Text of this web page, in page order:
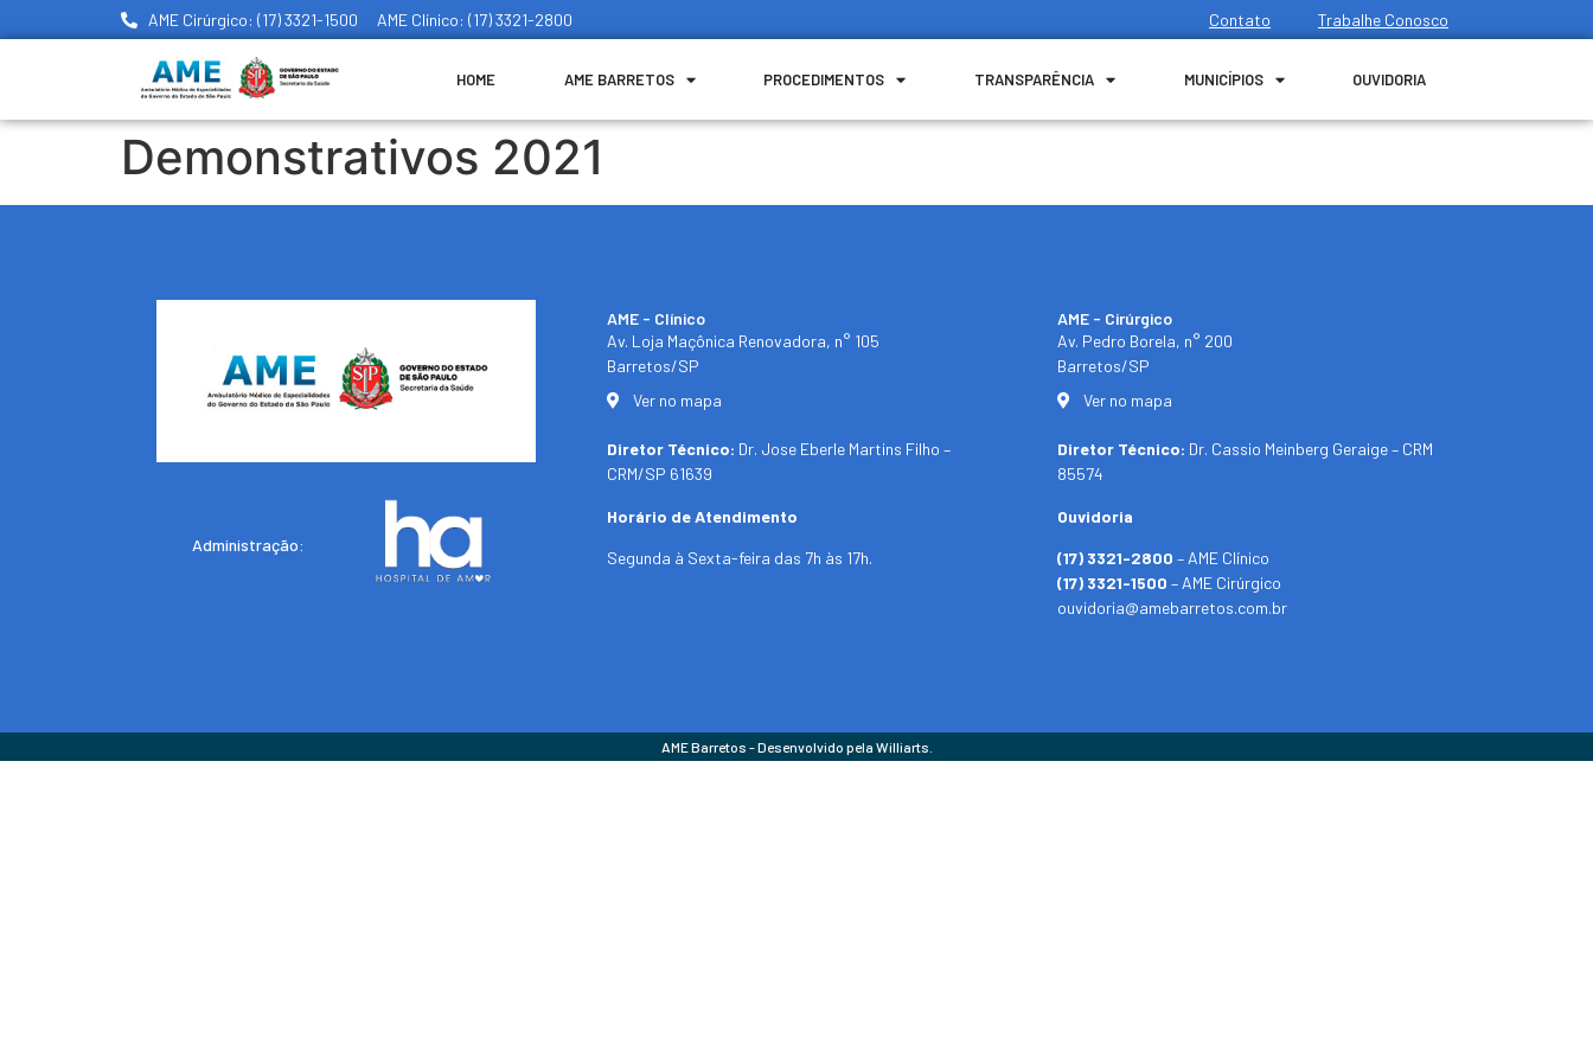
AME Cirúrgico: (17) 3321-1500 AME Clínico: (17) 3321-2800 Contato Trabalhe Conosco
HOME AME BARRETOS PROCEDIMENTOS TRANSPARÊNCIA MUNICÍPIOS OUVIDORIA
Demonstrativos 2021
Administração:
AME - Clínico​
Av. Loja Maçônica Renovadora, n° 105
Barretos/SP​
Ver no mapa
Diretor Técnico: Dr. Jose Eberle Martins Filho –
CRM/SP 61639
Horário de Atendimento
Segunda à Sexta-feira das 7h às 17h.
AME - Cirúrgico
Av. Pedro Borela, n° 200
Barretos/SP
Ver no mapa
Diretor Técnico: Dr. Cassio Meinberg Geraige – CRM
85574
Ouvidoria
(17) 3321-2800 – AME Clínico
(17) 3321-1500 – AME Cirúrgico
ouvidoria@amebarretos.com.br
AME Barretos - Desenvolvido pela Williarts.